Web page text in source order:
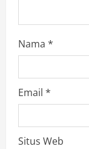
Nama *
Email *
Situs Web